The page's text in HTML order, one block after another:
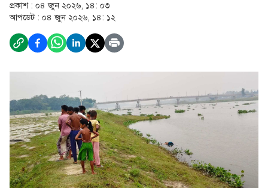
প্রকাশ : ০৪ জুন ২০২৬, ১৪: ০৩
আপডেট : ০৪ জুন ২০২৬, ১৪: ১২